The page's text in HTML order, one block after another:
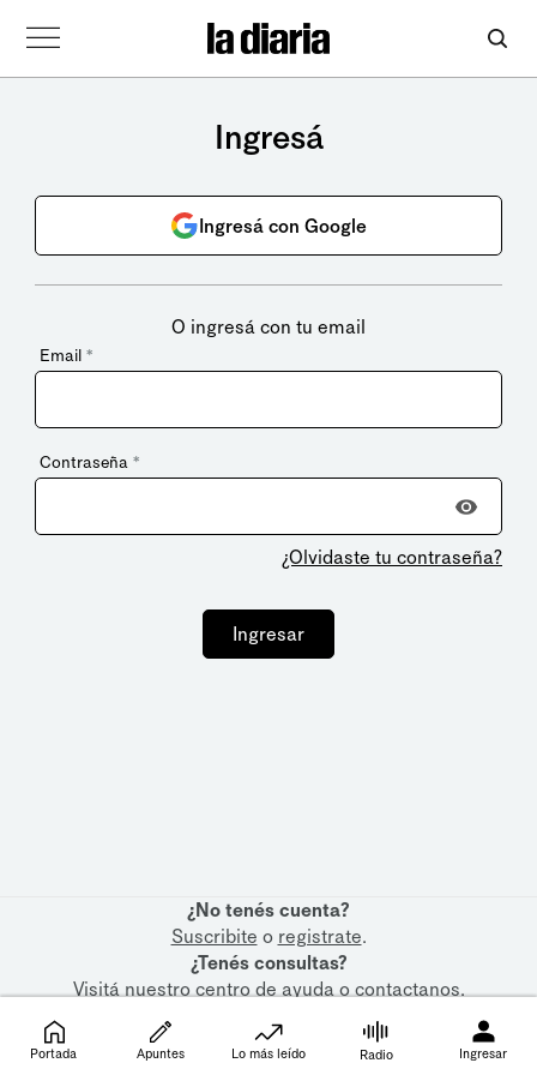
Ingresá
Ingresá con Google
O ingresá con tu email
Email *
Contraseña *
¿Olvidaste tu contraseña?
Ingresar
¿No tenés cuenta?
Suscribite o registrate.
¿Tenés consultas?
Visitá nuestrocentro de ayudaocontactanos.
Portada Apuntes Lo más leído Radio Ingresar